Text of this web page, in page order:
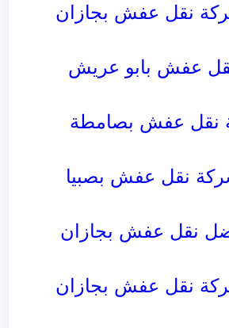
نقل عفش بجازان
عفش بابو عريش
نقل عفش بصامطة
نقل عفش بصبيا
نقل عفش بجازان
نقل عفش بجازان